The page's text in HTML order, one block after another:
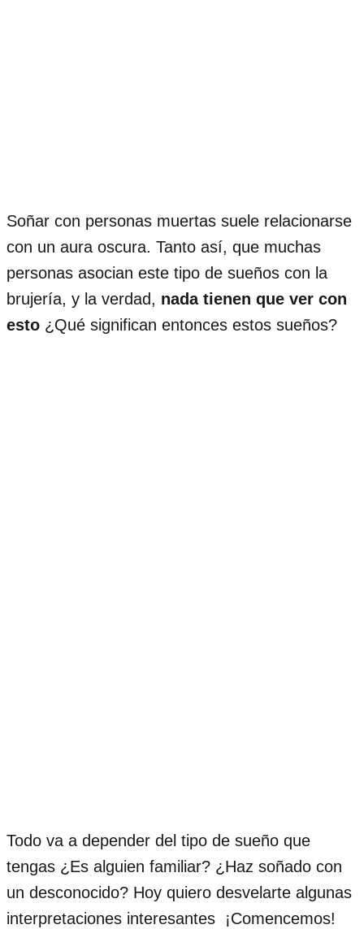
Soñar con personas muertas suele relacionarse
con un aura oscura. Tanto así, que muchas
personas asocian este tipo de sueños con la
brujería, y la verdad, nada tienen que ver con
esto ¿Qué significan entonces estos sueños?
Todo va a depender del tipo de sueño que
tengas ¿Es alguien familiar? ¿Haz soñado con
un desconocido? Hoy quiero desvelarte algunas
interpretaciones interesantes ¡Comencemos!